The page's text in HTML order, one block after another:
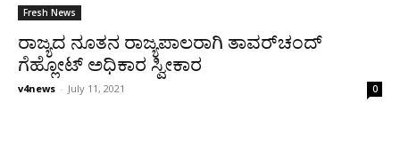
Fresh News
ರಾಜ್ಯದ ನೂತನ ರಾಜ್ಯಪಾಲರಾಗಿ ತಾವರ್‌ಚಂದ್
ಗೆಹ್ಲೋಟ್ ಅಧಿಕಾರ ಸ್ವೀಕಾರ
v4news - July 11, 2021 0